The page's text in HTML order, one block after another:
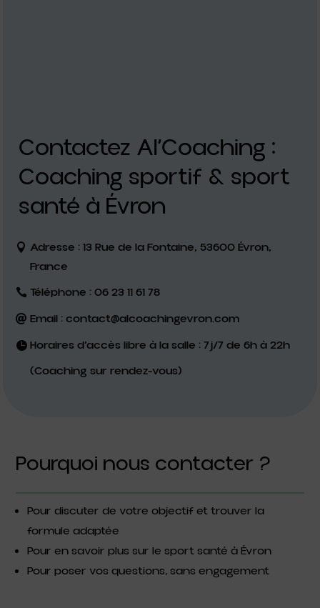
Contactez Al’Coaching :
Coaching sportif & sport
santé à Évron
Adresse : 13 Rue de la Fontaine, 53600 Évron,
France
Téléphone : 06 23 11 61 78
Email : contact@alcoachingevron.com
Horaires d’accès libre à la salle : 7j/7 de 6h à 22h
(Coaching sur rendez-vous)
Pourquoi nous contacter ?
Pour discuter de votre objectif et trouver la
formule adaptée
Pour en savoir plus sur le sport santé à Évron
Pour poser vos questions, sans engagement